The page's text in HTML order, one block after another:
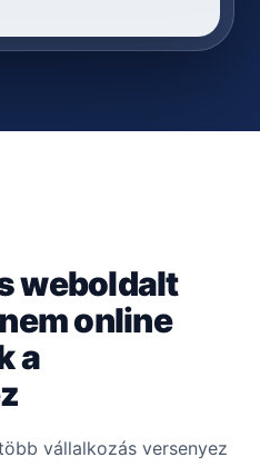
weboldalt
online
a
vállalkozás versenyez